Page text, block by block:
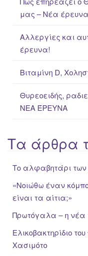
μας – Νέα έρευνα
Αλλεργίες και
έρευνα!
Βιταμίνη D,
Θυρεοειδής,
ΝΕΑ ΈΡΕΥΝΑ
Τα άρθρα
Το αλφαβητάρι των
«Νοιώθω έναν
είναι τα αίτια;»
Πρωτόγαλα – η
Ελικοβακτηρίδιο
Χασιμότο